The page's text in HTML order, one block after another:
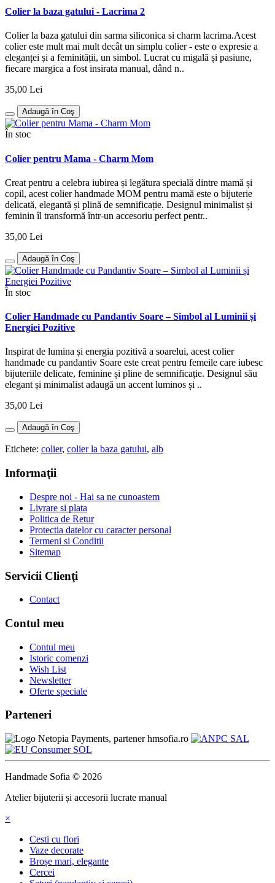
Colier la baza gatului - Lacrima 2
Colier la baza gatului din sarma siliconica si charm lacrima.Acest
colier este mult mai mult decât un simplu colier - este o expresie a
eleganței și a feminității, un simbol. Lucrat cu migală și pasiune,
fiecare margica a fost insirata manual, dând n..
35,00 Lei
Adaugă în Coş
În stoc
Colier pentru Mama - Charm Mom
Creat pentru a celebra iubirea și legătura specială dintre mamă și
copil, acest colier handmade MOM pentru mamă este o bijuterie
delicată, elegantă și plină de semnificație. Designul minimalist și
feminin îl transformă într-un accesoriu perfect pentr..
35,00 Lei
Adaugă în Coş
În stoc
Colier Handmade cu Pandantiv Soare – Simbol al Luminii și
Energiei Pozitive
Inspirat de lumina și energia pozitivă a soarelui, acest colier
handmade cu pandantiv Soare este creat pentru femeile care iubesc
bijuteriile delicate, feminine și pline de semnificație. Designul său
elegant și minimalist adaugă un accent luminos și ..
35,00 Lei
Adaugă în Coş
Etichete: colier, colier la baza gatului, alb
Informaţii
Despre noi - Hai sa ne cunoastem
Livrare si plata
Politica de Retur
Protectia datelor cu caracter personal
Termeni si Conditii
Sitemap
Servicii Clienţi
Contact
Contul meu
Contul meu
Istoric comenzi
Wish List
Newsletter
Oferte speciale
Parteneri
Handmade Sofia © 2026
Atelier bijuterii și accesorii lucrate manual
×
Cesti cu flori
Vaze decorate
Broșe mari, elegante
Cercei